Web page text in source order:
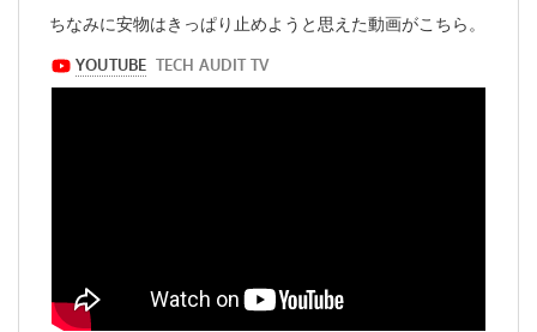
ちなみに安物はきっぱり止めようと思えた動画がこちら。